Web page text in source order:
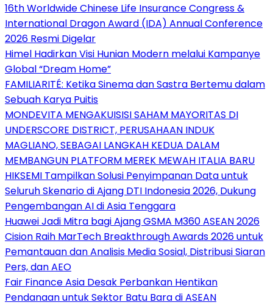
16th Worldwide Chinese Life Insurance Congress &
International Dragon Award (IDA) Annual Conference
2026 Resmi Digelar
Himel Hadirkan Visi Hunian Modern melalui Kampanye
Global “Dream Home”
FAMILIARITÉ: Ketika Sinema dan Sastra Bertemu dalam
Sebuah Karya Puitis
MONDEVITA MENGAKUISISI SAHAM MAYORITAS DI
UNDERSCORE DISTRICT, PERUSAHAAN INDUK
MAGLIANO, SEBAGAI LANGKAH KEDUA DALAM
MEMBANGUN PLATFORM MEREK MEWAH ITALIA BARU
HIKSEMI Tampilkan Solusi Penyimpanan Data untuk
Seluruh Skenario di Ajang DTI Indonesia 2026, Dukung
Pengembangan AI di Asia Tenggara
Huawei Jadi Mitra bagi Ajang GSMA M360 ASEAN 2026
Cision Raih MarTech Breakthrough Awards 2026 untuk
Pemantauan dan Analisis Media Sosial, Distribusi Siaran
Pers, dan AEO
Fair Finance Asia Desak Perbankan Hentikan
Pendanaan untuk Sektor Batu Bara di ASEAN